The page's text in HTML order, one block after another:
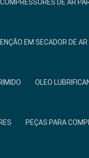
DE AR
EM SECADOR DE AR
OLEO
PEÇAS PARA